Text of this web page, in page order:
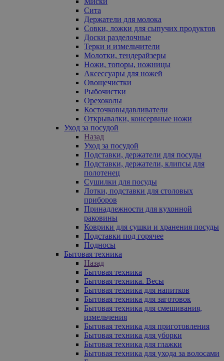
Сита
Держатели для молока
Совки, ложки для сыпучих продуктов
Доски разделочные
Терки и измельчители
Молотки, тендерайзеры
Ножи, топоры, ножницы
Аксессуары для ножей
Овощечистки
Рыбочистки
Орехоколы
Косточковыдавливатели
Открывалки, консервные ножи
Уход за посудой
Назад
Уход за посудой
Подставки, держатели для посуды
Подставки, держатели, клипсы для
полотенец
Сушилки для посуды
Лотки, подставки для столовых
приборов
Принадлежности для кухонной
раковины
Коврики для сушки и хранения посуды
Подставки под горячее
Подносы
Бытовая техника
Назад
Бытовая техника
Бытовая техника. Весы
Бытовая техника для напитков
Бытовая техника для заготовок
Бытовая техника для смешивания,
измельчения
Бытовая техника для приготовления
Бытовая техника для уборки
Бытовая техника для глажки
Бытовая техника для ухода за волосами